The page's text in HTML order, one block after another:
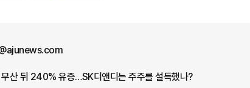
무산 뒤 240% 유증…SK디앤디는 주주를 설득했나?